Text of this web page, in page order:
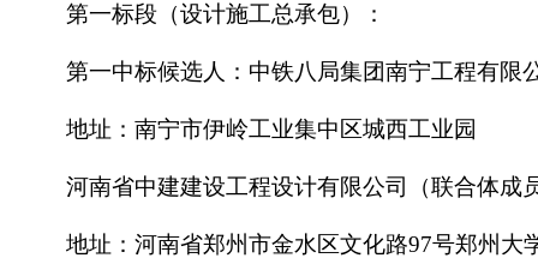
第一标段（设计施工总承包）：
第一中标候选人：中铁八局集团南宁工程有限
地址：南宁市伊岭工业集中区城西工业园
河南省中建建设工程设计有限公司（联合体成
地址：河南省郑州市金水区文化路97号郑州大